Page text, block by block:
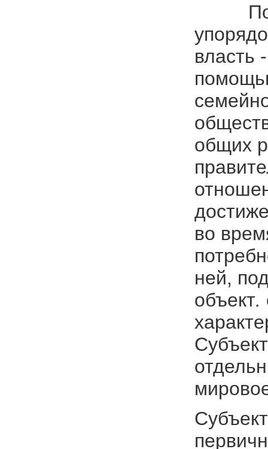
власть
общих
во
ней,
объект.